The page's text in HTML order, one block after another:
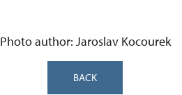
Photo author: Jaroslav Kocourek
BACK